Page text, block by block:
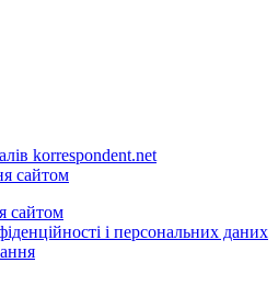
korrespondent.net
сайтом
сайтом
і персональних даних